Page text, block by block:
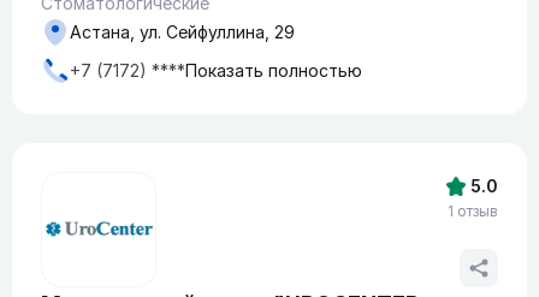
Астана, ул. Сейфуллина, 29
+7 (7172) ****Показать полностью
5.0
1 отзыв